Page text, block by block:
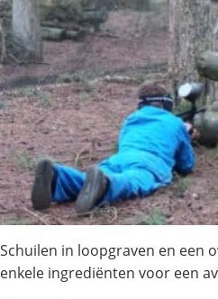
Schuilen in loopgraven en een
enkele ingrediënten voor een